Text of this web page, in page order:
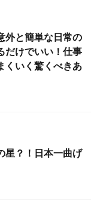
外と簡単な日常の
だけでいい！仕事
くいく驚くべきあ
星？！日本一曲げ